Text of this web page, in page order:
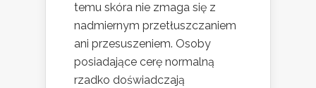
temu skóra nie zmaga się z
nadmiernym przetłuszczaniem
ani przesuszeniem. Osoby
posiadające cerę normalną
rzadko doświadczają